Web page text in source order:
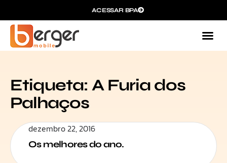
ACESSAR BPA
Etiqueta: A Furia dos
Palhaços
dezembro 22, 2016
Os melhores do ano.